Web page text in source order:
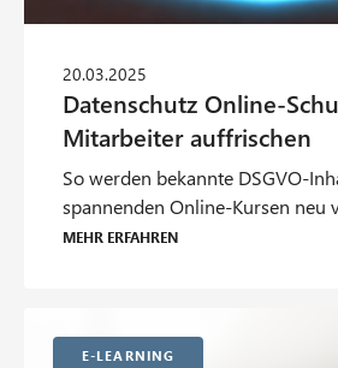
So werden bekannte DSGVO-
spannenden Online-Kursen neu
Mehr erfahren
E-Learning